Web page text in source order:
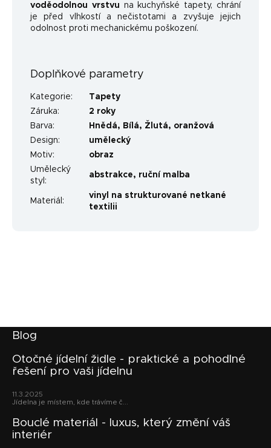
voděodolnou vrstvu na kuchyňské tapety, chrání
je před vlhkostí a nečistotami a zvyšuje jejich
odolnost proti mechanickému poškození.
Doplňkové parametry
Kategorie:
Tapety
Záruka:
2 roky
Barva: Hnědá, Bílá, Žlutá, oranžová
Design:
umělecký
Motiv:
obraz
Umělecký
styl :
abstrakce, ruční malba
Materiál :
vinyl na strukturované netkané
textilii
Blog
Otočné jídelní židle - praktické a pohodlné
řešení pro vaši jídelnu
11.3.2025
Jídelna je místem, kde trávíme č...
Bouclé materiál - luxus, který změní váš
interiér